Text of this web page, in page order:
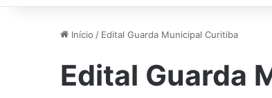
Início / Edital Guarda Municipal Curitiba
Edital Guarda